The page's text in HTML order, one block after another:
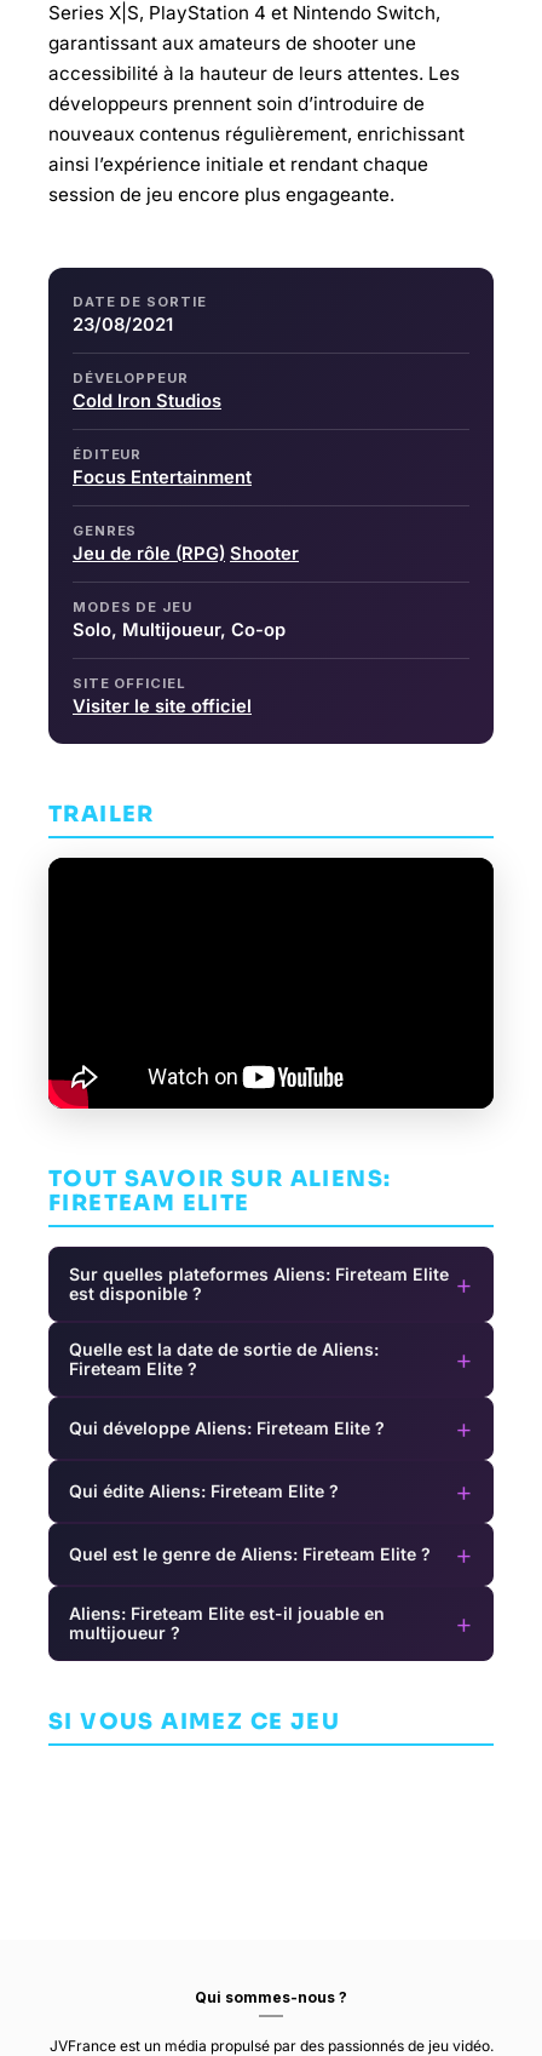
Series X|S, PlayStation 4 et Nintendo Switch,
garantissant aux amateurs de shooter une
accessibilité à la hauteur de leurs attentes. Les
développeurs prennent soin d’introduire de
nouveaux contenus régulièrement, enrichissant
ainsi l’expérience initiale et rendant chaque
session de jeu encore plus engageante.
DATE DE SORTIE
23/08/2021
DÉVELOPPEUR
Cold Iron Studios
ÉDITEUR
Focus Entertainment
GENRES
Jeu de rôle (RPG) Shooter
MODES DE JEU
Solo, Multijoueur, Co-op
SITE OFFICIEL
Visiter le site officiel
TRAILER
TOUT SAVOIR SUR ALIENS:
FIRETEAM ELITE
Sur quelles plateformes Aliens: Fireteam Elite
est disponible ?
+
Quelle est la date de sortie de Aliens:
Fireteam Elite ?
+
Qui développe Aliens: Fireteam Elite ? +
Qui édite Aliens: Fireteam Elite ? +
Quel est le genre de Aliens: Fireteam Elite ? +
Aliens: Fireteam Elite est-il jouable en
multijoueur ?
+
SI VOUS AIMEZ CE JEU
Blood Dragon
JEU DE RÔLE (RPG)
Qui sommes-nous ?
JVFrance est un média propulsé par des passionnés de jeu vidéo.